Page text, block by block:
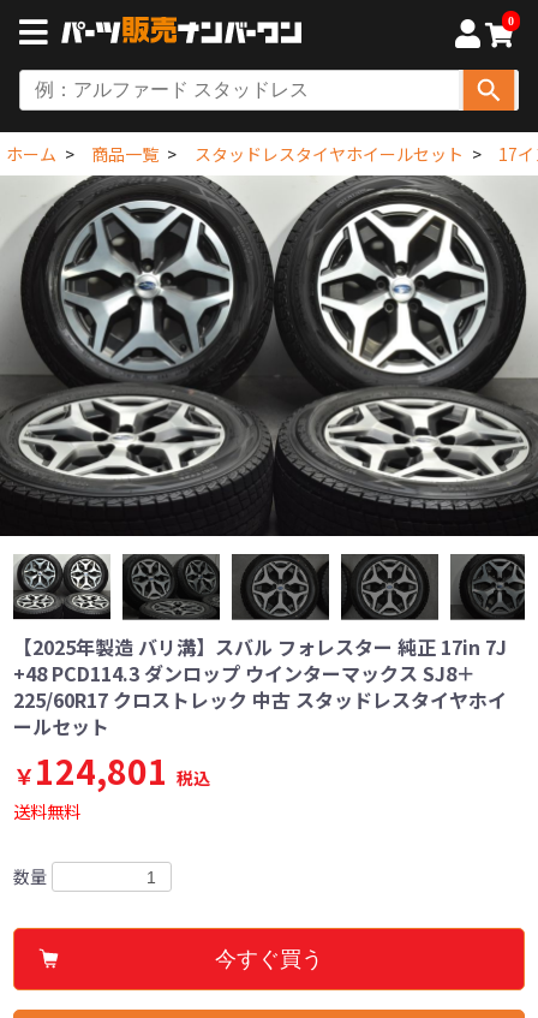
0
ホーム 商品一覧 スタッドレスタイヤホイールセット 17
【2025年製造 バリ溝】スバル フォレスター 純正 17in 7J
+48 PCD114.3 ダンロップ ウインターマックス SJ8＋
225/60R17 クロストレック 中古 スタッドレスタイヤホイ
ールセット
￥124,801 税込
送料無料
数量
今すぐ買う